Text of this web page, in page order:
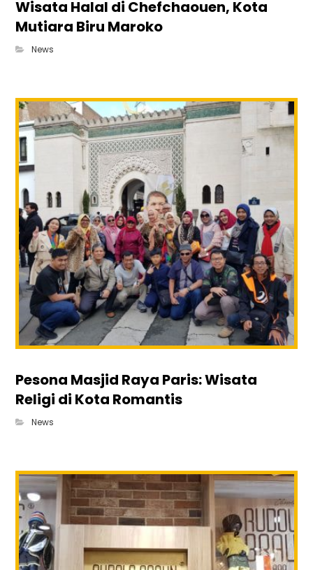
Wisata Halal di Chefchaouen, Kota
Mutiara Biru Maroko
News
Pesona Masjid Raya Paris: Wisata
Religi di Kota Romantis
News